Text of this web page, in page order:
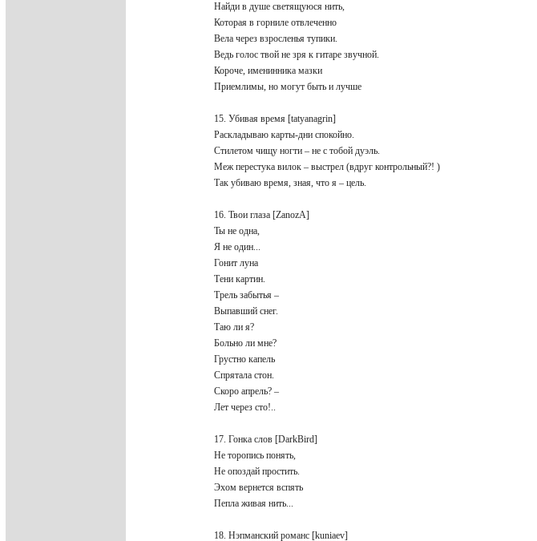
Найди в душе светящуюся нить,
Которая в горниле отвлеченно
Вела через взросленья тупики.
Ведь голос твой не зря к гитаре звучной.
Короче, именинника мазки
Приемлимы, но могут быть и лучше
15. Убивая время [tatyanagrin]
Раскладываю карты-дни спокойно.
Стилетом чищу ногти – не с тобой дуэль.
Меж перестука вилок – выстрел (вдруг контрольный?! )
Так убиваю время, зная, что я – цель.
16. Твои глаза [ZanozA]
Ты не одна,
Я не один...
Гонит луна
Тени картин.
Трель забытья –
Выпавший снег.
Таю ли я?
Больно ли мне?
Грустно капель
Спрятала стон.
Скоро апрель? –
Лет через сто!..
17. Гонка слов [DarkBird]
Не торопись понять,
Не опоздай простить.
Эхом вернется вспять
Пепла живая нить...
18. Нэпманский романс [kuniaev]